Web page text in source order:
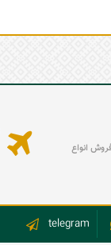
فروش انواع
telegram